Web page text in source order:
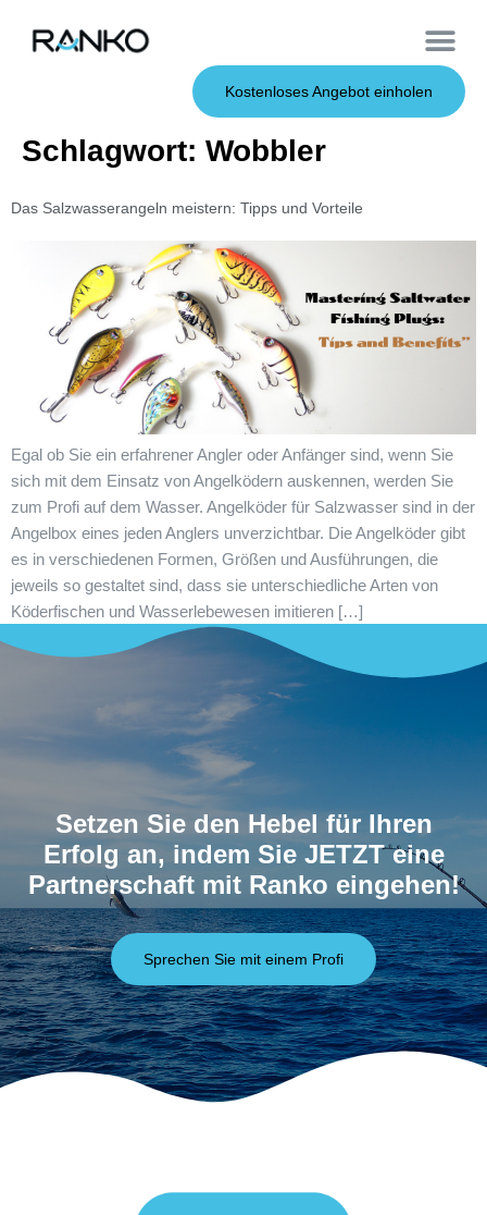
Kostenloses Angebot einholen
Schlagwort: Wobbler
Das Salzwasserangeln meistern: Tipps und Vorteile
Egal ob Sie ein erfahrener Angler oder Anfänger sind, wenn Sie
sich mit dem Einsatz von Angelködern auskennen, werden Sie
zum Profi auf dem Wasser. Angelköder für Salzwasser sind in der
Angelbox eines jeden Anglers unverzichtbar. Die Angelköder gibt
es in verschiedenen Formen, Größen und Ausführungen, die
jeweils so gestaltet sind, dass sie unterschiedliche Arten von
Köderfischen und Wasserlebewesen imitieren […]
Setzen Sie den Hebel für Ihren
Erfolg an, indem Sie JETZT eine
Partnerschaft mit Ranko eingehen!
Sprechen Sie mit einem Profi